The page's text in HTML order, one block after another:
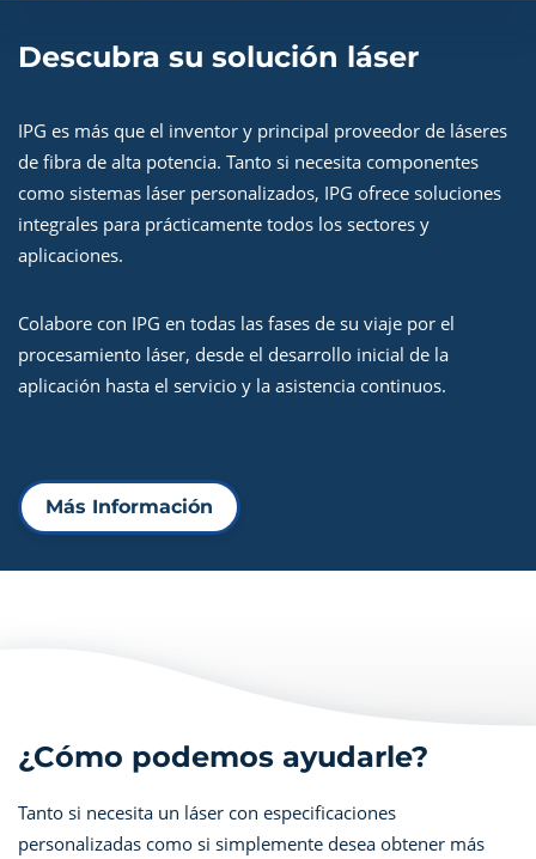
Descubra su solución láser
IPG es más que el inventor y principal proveedor de láseres
de fibra de alta potencia. Tanto si necesita componentes
como sistemas láser personalizados, IPG ofrece soluciones
integrales para prácticamente todos los sectores y
aplicaciones.
Colabore con IPG en todas las fases de su viaje por el
procesamiento láser, desde el desarrollo inicial de la
aplicación hasta el servicio y la asistencia continuos.
Más Información
¿Cómo podemos ayudarle?
Tanto si necesita un láser con especificaciones
personalizadas como si simplemente desea obtener más